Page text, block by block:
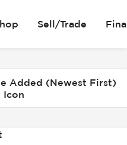
Sell/Trade
Added (Newest First)
Icon